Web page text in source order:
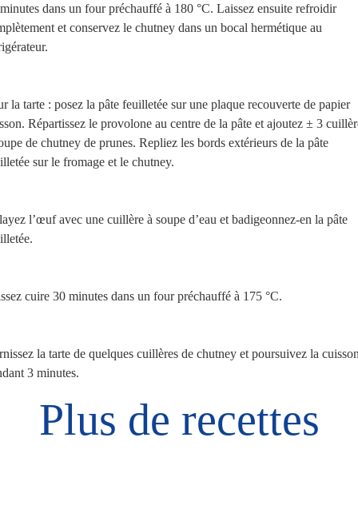
dans un four préchauffé à 180 °C. Laissez ensuite refroidir
et conservez le chutney dans un bocal hermétique au
la tarte : posez la pâte feuilletée sur une plaque recouverte de papier
Répartissez le provolone au centre de la pâte et ajoutez ± 3
de chutney de prunes. Repliez les bords extérieurs de la pâte
sur le fromage et le chutney.
l’œuf avec une cuillère à soupe d’eau et badigeonnez-en la pâte
cuire 30 minutes dans un four préchauffé à 175 °C.
la tarte de quelques cuillères de chutney et poursuivez la
3 minutes.
Plus de recettes